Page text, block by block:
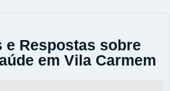
e Respostas sobre
em Vila Carmem